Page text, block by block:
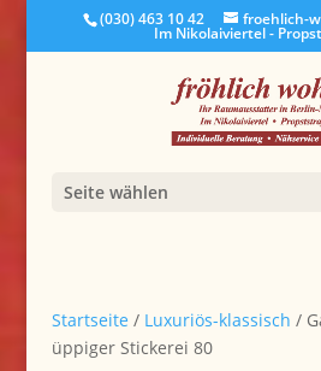
(030) 463 10 42 froehlich-
Im Nikolaiviertel -
Seite wählen
Startseite / Luxuriös-klassisch /
üppiger Stickerei 80